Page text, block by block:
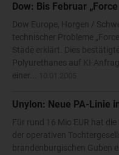
Dow: Bis Februar
Dow Europe, Horgen /
technischer Probleme
Stade erklärt. Dies
Polyurethanes auf KI-
einer...
Unylon: Neue PA-Linie
Für rund 16 Mio EUR hat
der operativen
brandenburgischen Guben